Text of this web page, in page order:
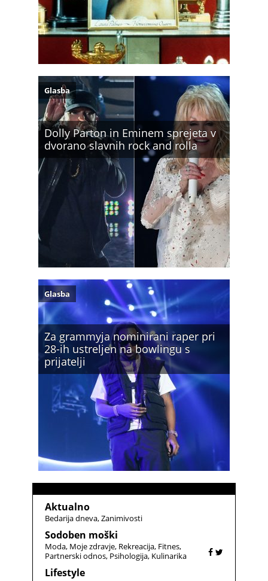
Dolly Parton in Eminem sprejeta v
dvorano slavnih rock and rolla
Glasba
Za grammyja nominirani raper pri
28-ih ustreljen na bowlingu s
prijatelji
Glasba
Aktualno
Bedarija dneva Zanimivosti
Sodoben moški
Moda Moje zdravje Rekreacija Fitnes
Partnerski odnos Psihologija Kulinarika
Lifestyle